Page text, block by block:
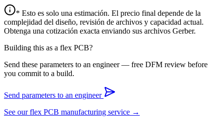
* Esto es solo una estimación. El precio final depende de la
complejidad del diseño, revisión de archivos y capacidad actual.
Obtenga una cotización exacta enviando sus archivos Gerber.
Building this as a flex PCB?
Send these parameters to an engineer — free DFM review before
you commit to a build.
Send parameters to an engineer
See our flex PCB manufacturing service →